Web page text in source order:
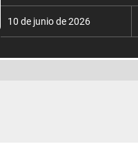
10 de junio de 2026